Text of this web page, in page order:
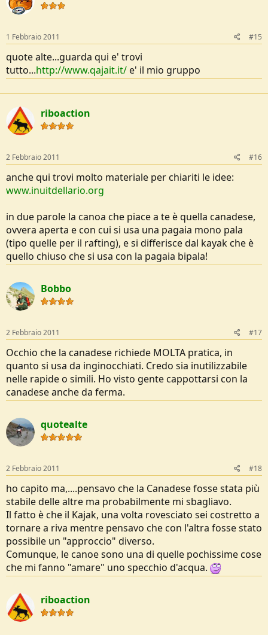
1 Febbraio 2011 #15
quote alte...guarda qui e' trovi
tutto...http://www.qajait.it/e' il mio gruppo
riboaction
2 Febbraio 2011 #16
anche qui trovi molto materiale per chiariti le idee:
www.inuitdellario.org
in due parole la canoa che piace a te è quella canadese,
ovvera aperta e con cui si usa una pagaia mono pala
(tipo quelle per il rafting), e si differisce dal kayak che è
quello chiuso che si usa con la pagaia bipala!
Bobbo
2 Febbraio 2011 #17
Occhio che la canadese richiede MOLTA pratica, in
quanto si usa da inginocchiati. Credo sia inutilizzabile
nelle rapide o simili. Ho visto gente cappottarsi con la
canadese anche da ferma.
quotealte
2 Febbraio 2011 #18
ho capito ma,....pensavo che la Canadese fosse stata più
stabile delle altre ma probabilmente mi sbagliavo.
Il fatto è che il Kajak, una volta rovesciato sei costretto a
tornare a riva mentre pensavo che con l'altra fosse stato
possibile un "approccio" diverso.
Comunque, le canoe sono una di quelle pochissime cose
che mi fanno "amare" uno specchio d'acqua.
riboaction